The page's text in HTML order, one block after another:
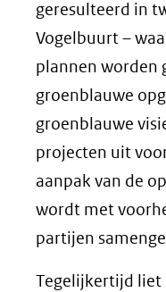
geresulteerd in
Vogelbuurt –
plannen worden
groenblauwe
groenblauwe
projecten uit
aanpak van de
wordt met
partijen
Tegelijkertijd liet